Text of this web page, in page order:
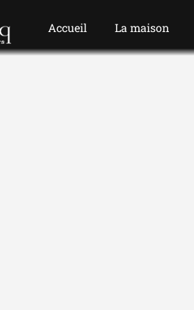
Accueil La maison